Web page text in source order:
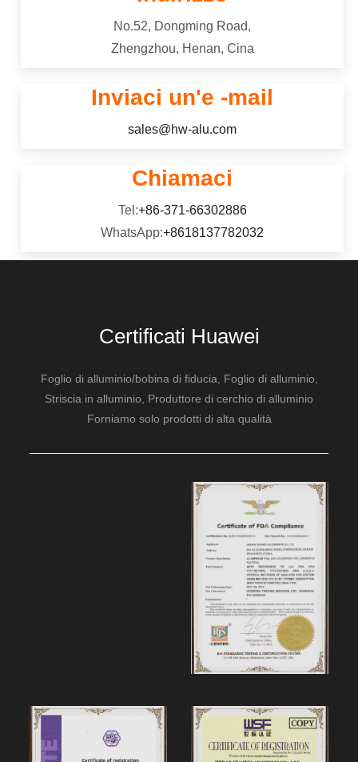
No.52, Dongming Road,
Zhengzhou, Henan, Cina
Inviaci un'e -mail
sales@hw-alu.com
Chiamaci
Tel:+86-371-66302886
WhatsApp:+8618137782032
Certificati Huawei
Foglio di alluminio/bobina di fiducia, Foglio di alluminio,
Striscia in alluminio, Produttore di cerchio di alluminio
Forniamo solo prodotti di alta qualità